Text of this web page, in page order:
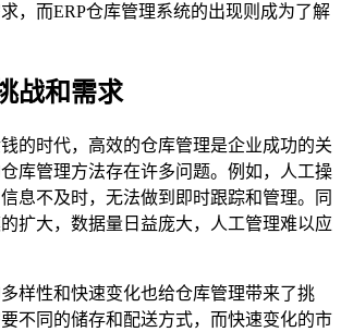
，而ERP仓库管理系统的出现则成为了解
战和需求
的时代，高效的仓库管理是企业成功的关
库管理方法存在许多问题。例如，人工操
息不及时，无法做到即时跟踪和管理。同
扩大，数据量日益庞大，人工管理难以应
样性和快速变化也给仓库管理带来了挑
不同的储存和配送方式，而快速变化的市